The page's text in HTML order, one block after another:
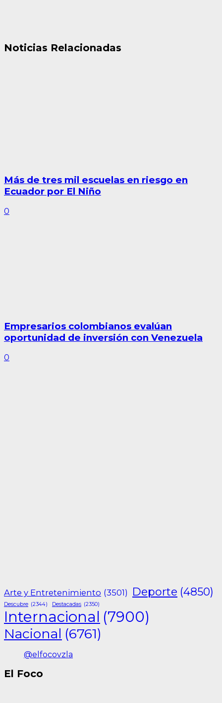
Noticias Relacionadas
Más de tres mil escuelas en riesgo en
Ecuador por El Niño
0
Empresarios colombianos evalúan
oportunidad de inversión con Venezuela
0
Arte y Entretenimiento (3501) Deporte (4850)
Descubre (2344) Destacadas (2350)
Internacional (7900)
Nacional (6761)
@elfocovzla
El Foco